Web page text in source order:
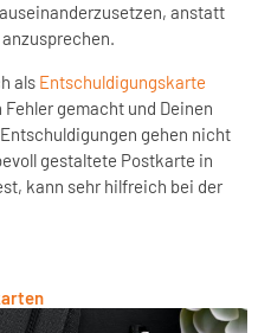
anstatt
als Entschuldigungskarte
gemacht und Deinen
gehen nicht
gestaltete Postkarte in
kann sehr hilfreich bei der